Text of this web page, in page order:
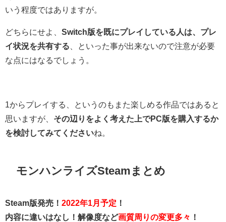
いう程度ではありますが。
どちらにせよ、 Switch版を既にプレイしている人は、プレ
イ状況を共有する 、といった事が出来ないので注意が必要
な点にはなるでしょう。
1からプレイする、というのもまた楽しめる作品ではあると
思いますが、 その辺りをよく考えた上でPC版を購入するか
を検討してみてくださいね。
モンハンライズSteamまとめ
Steam版発売！ 2022年1月予定 ！
内容に違いはなし！解像度など画質周りの変更多々 ！